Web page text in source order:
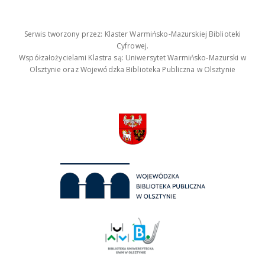
Serwis tworzony przez: Klaster Warmińsko-Mazurskiej Biblioteki
Cyfrowej.
Współzałożycielami Klastra są: Uniwersytet Warmińsko-Mazurski w
Olsztynie oraz Wojewódzka Biblioteka Publiczna w Olsztynie